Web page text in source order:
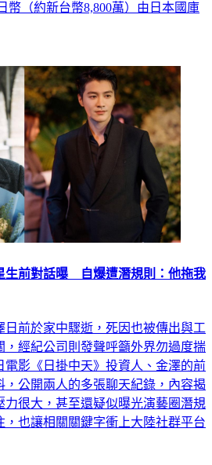
幣（約新台幣8,800萬）由日本國庫
生前對話曝 自爆遭潛規則：他拖我
日前於家中驟逝，死因也被傳出與工
，經紀公司則發聲呼籲外界勿過度揣
電影《日掛中天》投資人、金澤的前
，公開兩人的多張聊天紀錄，內容揭
力很大，甚至還疑似曝光演藝圈潛規
，也讓相關關鍵字衝上大陸社群平台